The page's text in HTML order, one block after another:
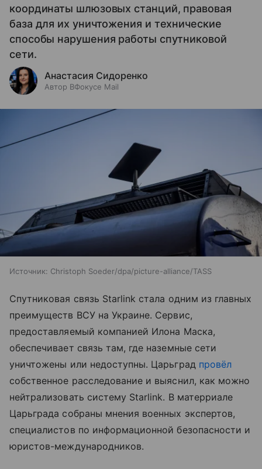
координаты шлюзовых станций, правовая
база для их уничтожения и технические
способы нарушения работы спутниковой
сети.
Анастасия Сидоренко
Автор ВФокусе Mail
Источник: Christoph Soeder/dpa/picture-alliance/TASS
Спутниковая связь Starlink стала одним из главных
преимуществ ВСУ на Украине. Сервис,
предоставляемый компанией Илона Маска,
обеспечивает связь там, где наземные сети
уничтожены или недоступны. Царьград провёл
собственное расследование и выяснил, как можно
нейтрализовать систему Starlink. В матерриале
Царьграда собраны мнения военных экспертов,
специалистов по информационной безопасности и
юристов-международников.